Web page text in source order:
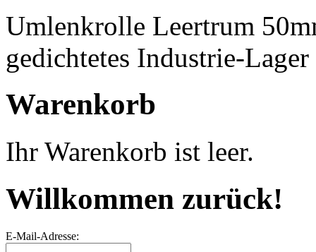
Umlenkrolle Leertrum
gedichtetes Industrie-
Warenkorb
Ihr Warenkorb ist leer.
Willkommen zurück!
E-Mail-Adresse: